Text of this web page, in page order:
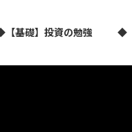
基礎】投資の勉強 ◆